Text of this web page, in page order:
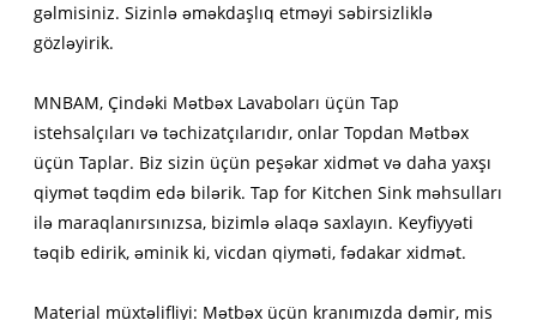
gəlmisiniz. Sizinlə əməkdaşlıq etməyi səbirsizliklə
gözləyirik.
MNBAM, Çindəki Mətbəx Lavaboları üçün Tap
istehsalçıları və təchizatçılarıdır, onlar Topdan Mətbəx
üçün Taplar. Biz sizin üçün peşəkar xidmət və daha yaxşı
qiymət təqdim edə bilərik. Tap for Kitchen Sink məhsulları
ilə maraqlanırsınızsa, bizimlə əlaqə saxlayın. Keyfiyyəti
təqib edirik, əminik ki, vicdan qiyməti, fədakar xidmət.
Material müxtəlifliyi: Mətbəx üçün kranımızda dəmir, mis